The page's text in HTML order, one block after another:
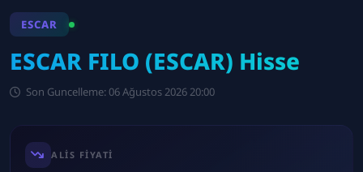
ESCAR
ESCAR FILO (ESCAR) Hisse
Son Guncelleme: 06 Ağustos 2026 20:00
ALIS FIYATI